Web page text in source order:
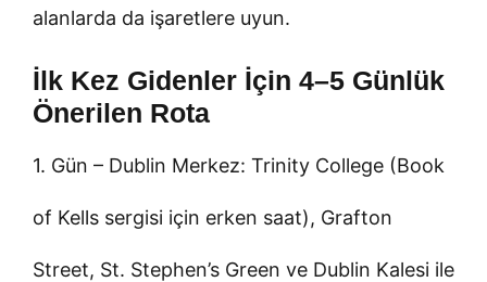
alanlarda da işaretlere uyun.
İlk Kez Gidenler İçin 4–5 Günlük
Önerilen Rota
1. Gün – Dublin Merkez: Trinity College (Book
of Kells sergisi için erken saat), Grafton
Street, St. Stephen’s Green ve Dublin Kalesi ile